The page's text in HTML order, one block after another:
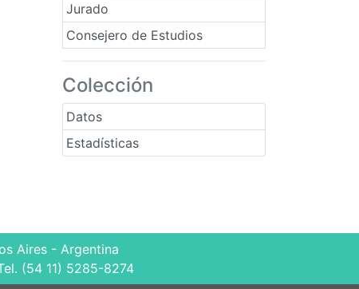
Jurado
Consejero de Estudios
Colección
Datos
Estadísticas
Aires - Argentina
(54 11) 5285-8274